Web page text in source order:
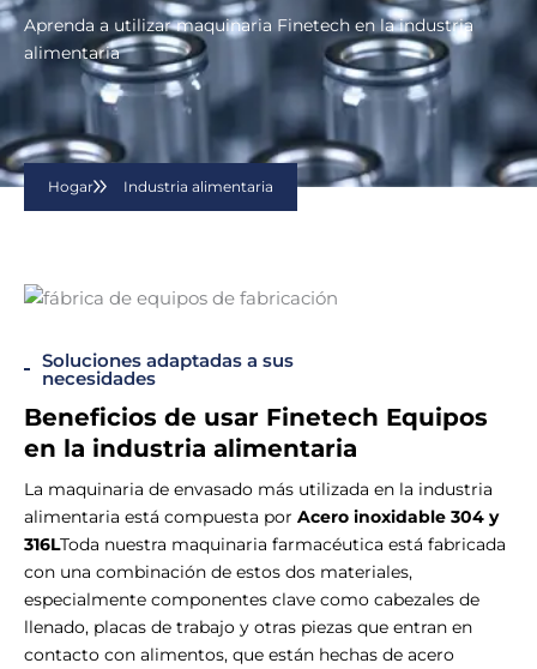
Aprenda a utilizar maquinaria Finetech en la industria
alimentaria
Hogar Industria alimentaria
Soluciones adaptadas a sus
necesidades
Beneficios de usar Finetech Equipos
en la industria alimentaria
La maquinaria de envasado más utilizada en la industria
alimentaria está compuesta por Acero inoxidable 304 y
316LToda nuestra maquinaria farmacéutica está fabricada
con una combinación de estos dos materiales,
especialmente componentes clave como cabezales de
llenado, placas de trabajo y otras piezas que entran en
contacto con alimentos, que están hechas de acero